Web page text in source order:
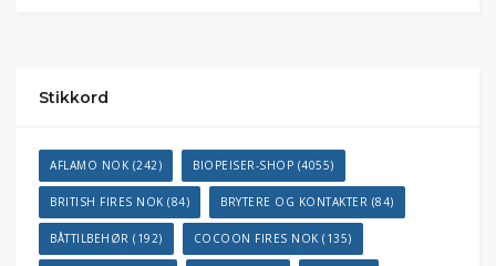
Stikkord
AFLAMO NOK (242) BIOPEISER-SHOP (4055)
BRITISH FIRES NOK (84) BRYTERE OG KONTAKTER (84)
BÅTTILBEHØR (192) COCOON FIRES NOK (135)